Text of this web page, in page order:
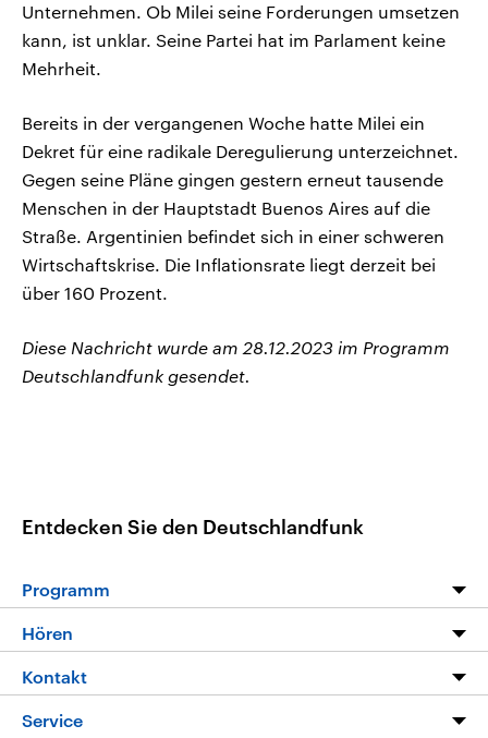
Unternehmen. Ob Milei seine Forderungen umsetzen
kann, ist unklar. Seine Partei hat im Parlament keine
Mehrheit.
Bereits in der vergangenen Woche hatte Milei ein
Dekret für eine radikale Deregulierung unterzeichnet.
Gegen seine Pläne gingen gestern erneut tausende
Menschen in der Hauptstadt Buenos Aires auf die
Straße. Argentinien befindet sich in einer schweren
Wirtschaftskrise. Die Inflationsrate liegt derzeit bei
über 160 Prozent.
Diese Nachricht wurde am 28.12.2023 im Programm
Deutschlandfunk gesendet.
Entdecken Sie den Deutschlandfunk
Programm
Programm
Die Nachrichten
Nachrichtenleicht
Hören
Livestream
Kontakt
Hörerservice
Service